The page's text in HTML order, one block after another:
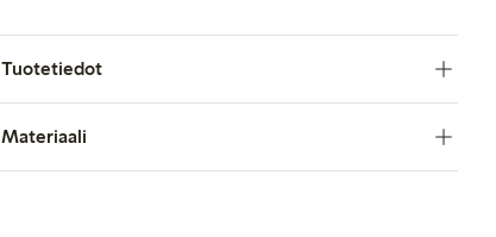
Tuotetiedot
Materiaali